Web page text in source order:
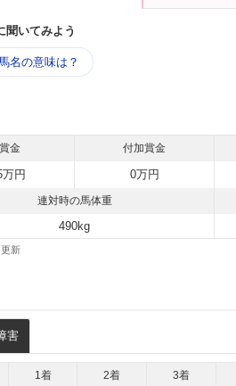
聞いてみよう
名の意味は？
金 付加賞金
円 0万円
連対時の馬体重
490kg
害
1着 2着 3着